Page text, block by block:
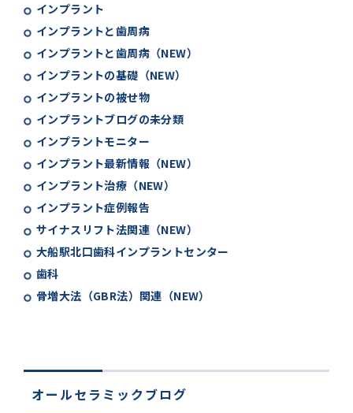
インプラント
インプラントと歯周病
インプラントと歯周病（NEW）
インプラントの基礎（NEW）
インプラントの被せ物
インプラントブログの未分類
インプラントモニター
インプラント最新情報（NEW）
インプラント治療（NEW）
インプラント症例報告
サイナスリフト法関連（NEW）
大船駅北口歯科インプラントセンター
歯科
骨増大法（GBR法）関連（NEW）
オールセラミックブログ